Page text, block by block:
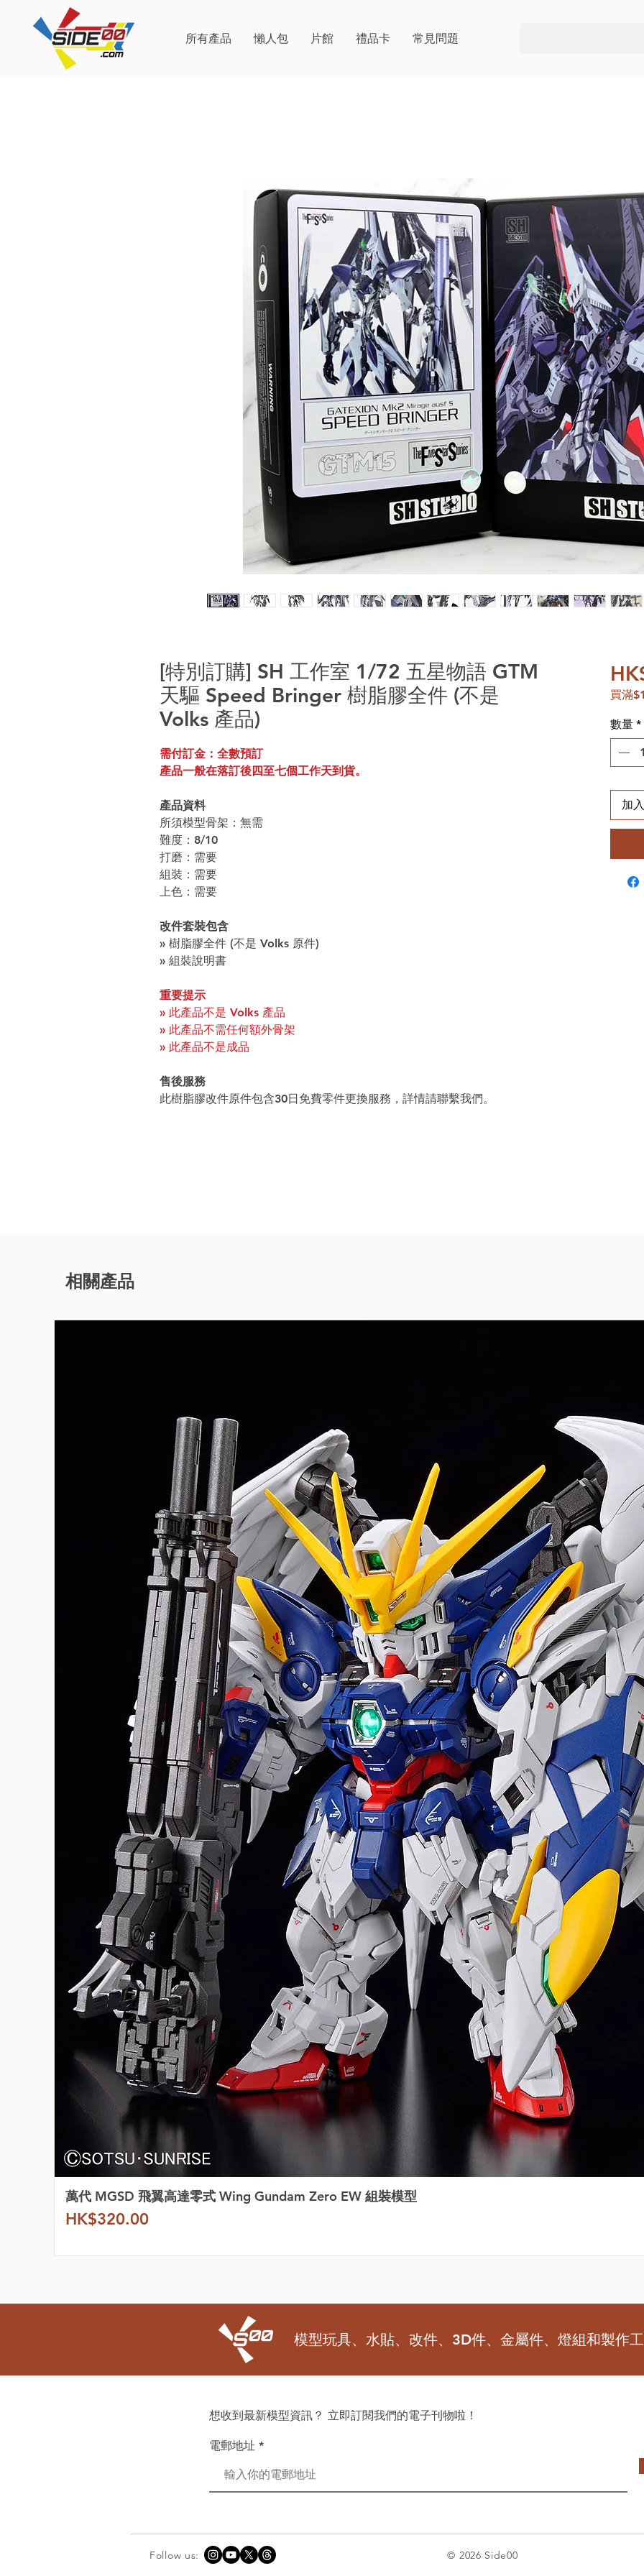
所有產品 懶人包 片館 禮品卡 常見問題
[特別訂購] SH 工作室 1/72 五星物語 GTM
天驅 Speed Bringer 樹脂膠全件 (不是
Volks 產品)
需付訂金：全數預訂
產品一般在落訂後四至七個工作天到貨。
產品資料
所須模型骨架：無需
難度：8/10
打磨：需要
組裝：需要
上色：需要
改件套裝包含
» 樹脂膠全件 (不是 Volks 原件)
» 組裝說明書
重要提示
» 此產品不是 Volks 產品
» 此產品不需任何額外骨架
» 此產品不是成品
售後服務
此樹脂膠改件原件包含30日免費零件更換服務，詳情請聯繫我們。
買滿
數量 *
加
相關產品
萬代 MGSD 飛翼高達零式 Wing Gundam Zero EW 組裝模型
價格
HK$320.00
模型玩具、水貼、改件、3D件、金屬件、燈組和製作
想收到最新模型資訊？ 立即訂閱我們的電子刊物啦！
電郵地址
Follow us: © 2026 Side00